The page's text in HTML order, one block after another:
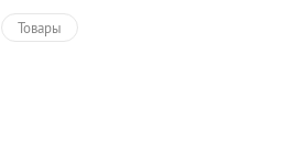
Товары